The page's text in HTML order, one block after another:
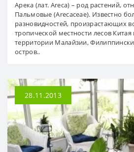
Арека (лат. Areca) – род растений,
Пальмовые (Arecaceae). Известно
разновидностей, произрастающих
тропической местности лесов
территории Малайзии,
остров..
28.11.2013